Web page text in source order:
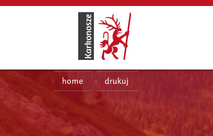
home drukuj